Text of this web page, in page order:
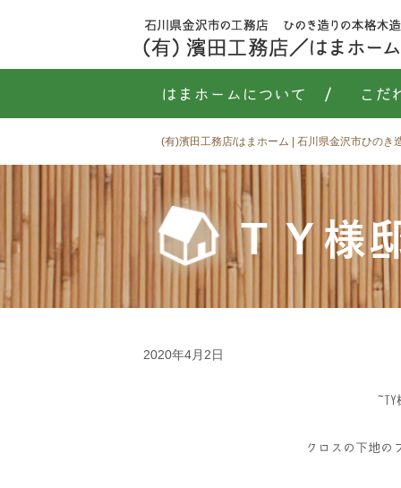
はまホームについて / こだ
(有)濱田工務店/はまホーム | 石川県金沢市ひのき
ＴＹ様
2020年4月2日
TY
クロスの下地の